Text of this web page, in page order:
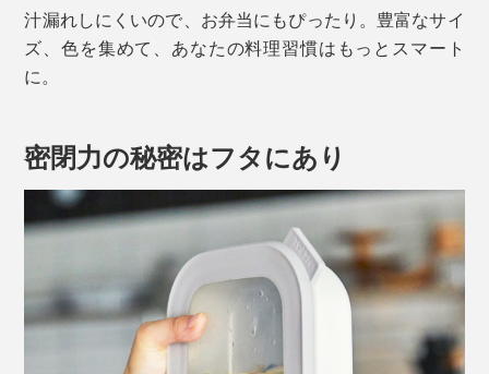
汁漏れしにくいので、お弁当にもぴったり。豊富なサイ
ズ、色を集めて、あなたの料理習慣はもっとスマート
に。
密閉力の秘密はフタにあり